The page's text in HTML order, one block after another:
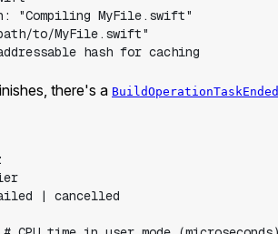
there's a BuildOperationTaskEnded